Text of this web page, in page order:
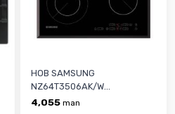
HOB SAMSUNG
NZ64T3506AK/W...
4,055 man